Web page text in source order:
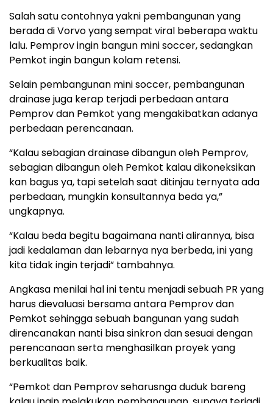
Salah satu contohnya yakni pembangunan yang
berada di Vorvo yang sempat viral beberapa waktu
lalu. Pemprov ingin bangun mini soccer, sedangkan
Pemkot ingin bangun kolam retensi.
Selain pembangunan mini soccer, pembangunan
drainase juga kerap terjadi perbedaan antara
Pemprov dan Pemkot yang mengakibatkan adanya
perbedaan perencanaan.
“Kalau sebagian drainase dibangun oleh Pemprov,
sebagian dibangun oleh Pemkot kalau dikoneksikan
kan bagus ya, tapi setelah saat ditinjau ternyata ada
perbedaan, mungkin konsultannya beda ya,”
ungkapnya.
“Kalau beda begitu bagaimana nanti alirannya, bisa
jadi kedalaman dan lebarnya nya berbeda, ini yang
kita tidak ingin terjadi” tambahnya.
Angkasa menilai hal ini tentu menjadi sebuah PR yang
harus dievaluasi bersama antara Pemprov dan
Pemkot sehingga sebuah bangunan yang sudah
direncanakan nanti bisa sinkron dan sesuai dengan
perencanaan serta menghasilkan proyek yang
berkualitas baik.
“Pemkot dan Pemprov seharusnga duduk bareng